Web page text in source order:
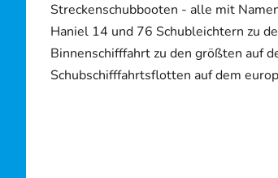
Streckenschubbooten - alle mit
Haniel 14 und 76 Schubleichtern zu
Binnenschifffahrt zu den größten auf
Schubschifffahrtsflotten auf dem